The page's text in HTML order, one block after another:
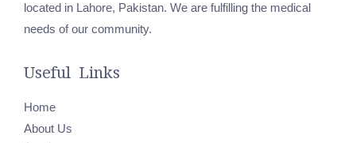
located in Lahore, Pakistan. We are fulfilling the medical
needs of our community.
Useful Links
Home
About Us